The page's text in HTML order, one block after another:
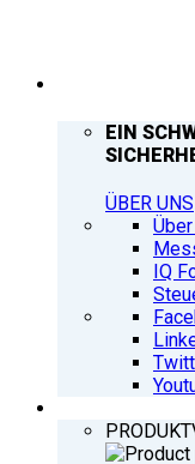
EIN
ÜBER UNS
IQ